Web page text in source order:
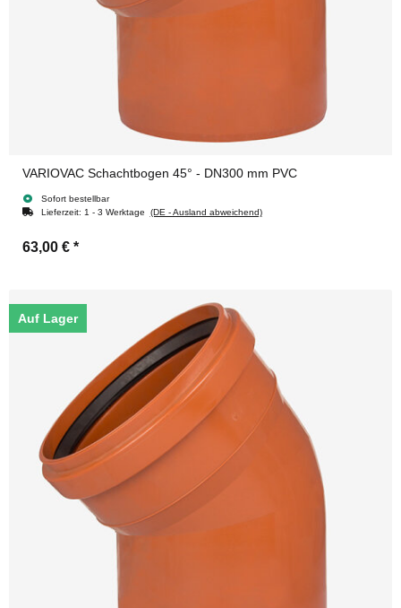
VARIOVAC Schachtbogen 45° - DN300 mm PVC
Sofort bestellbar
Lieferzeit: 1 - 3 Werktage (DE - Ausland abweichend)
63,00 € *
Auf Lager